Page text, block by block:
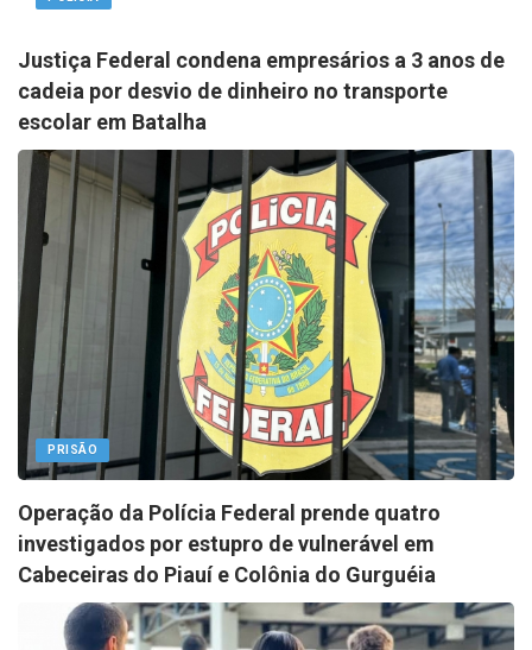
Justiça Federal condena empresários a 3 anos de
cadeia por desvio de dinheiro no transporte
escolar em Batalha
PRISÃO
Operação da Polícia Federal prende quatro
investigados por estupro de vulnerável em
Cabeceiras do Piauí e Colônia do Gurguéia